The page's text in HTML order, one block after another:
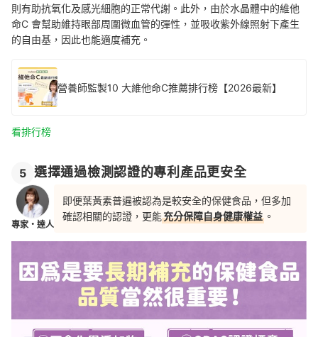
則有助抗氧化及感光細胞的正常代謝。此外，由於水晶體中的維他
命C 會幫助維持眼部周圍微血管的彈性，並吸收紫外線照射下產生
的自由基，因此也能適度補充。
營養師監製10 大維他命C推薦排行榜【2026最新】
看排行榜
5 選擇通過檢測認證的專利產品更安全
專家・達人
即便葉黃素普遍被認為是較安全的保健食品，但多加
確認相關的認證，更能充分保障自身健康權益 。